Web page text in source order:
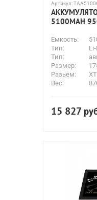
Артикул:
5100MAH
Емкость:
Тип:
Тип:
Размер:
Разьем:
Вес:
15 827